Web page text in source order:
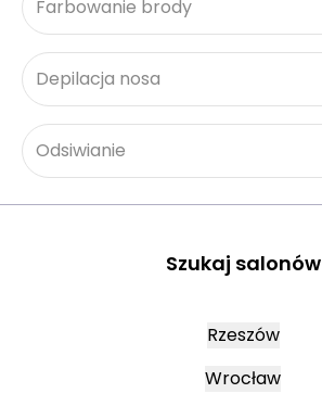
Farbowanie brody
Depilacja nosa
Odsiwianie
Szukaj salonów
Rzeszów
Wrocław